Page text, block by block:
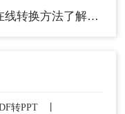
换方法了解一下！
转PPT